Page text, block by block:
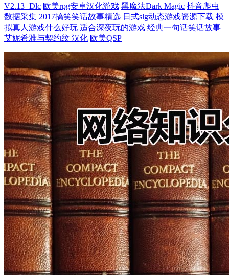
V2.13+Dlc 欧美rpg安卓汉化游戏 黑魔法Dark Magic 抖音爬虫
数据采集 2017搞笑笑话故事精选 日式slg动态游戏资源下载 模
拟真人游戏什么好玩 适合深夜玩的游戏 经典一句话笑话故事
艾妮希雅与契约纹 汉化 欧美QSP